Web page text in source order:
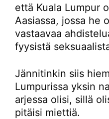
että Kuala Lumpur
Aasiassa, jossa he
vastaavaa
fyysistä
Jännitinkin siis
Lumpurissa yksin
arjessa olisi, sillä
pitäisi miettiä.